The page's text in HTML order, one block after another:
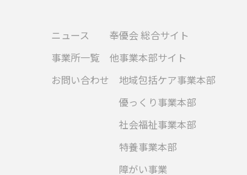
ニュース
事業所一覧
お問い合わせ
奉優会 総合サイト
他事業本部サイト
地域包括ケア事業本部
優っくり事業本部
社会福祉事業本部
特養事業本部
障がい事業